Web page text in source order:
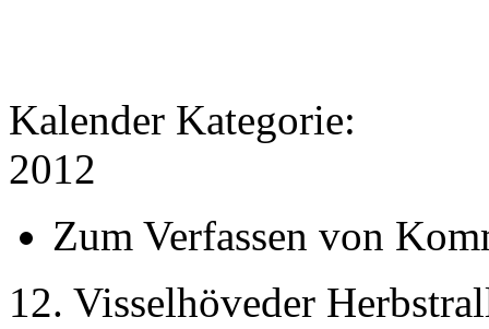
Kalender Kategorie:
2012
Zum Verfassen von
12. Visselhöveder